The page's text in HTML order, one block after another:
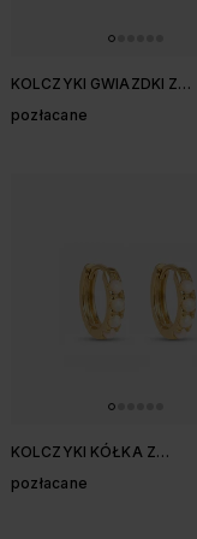
KOLCZYKI GWIAZDKI Z
pozłacane
KOLCZYKI KÓŁKA Z
pozłacane